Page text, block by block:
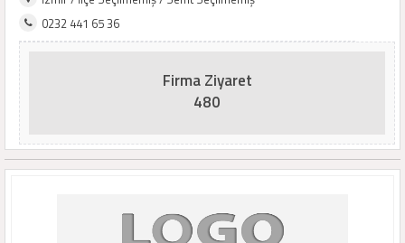
0232 441 65 36
Firma Ziyaret
480